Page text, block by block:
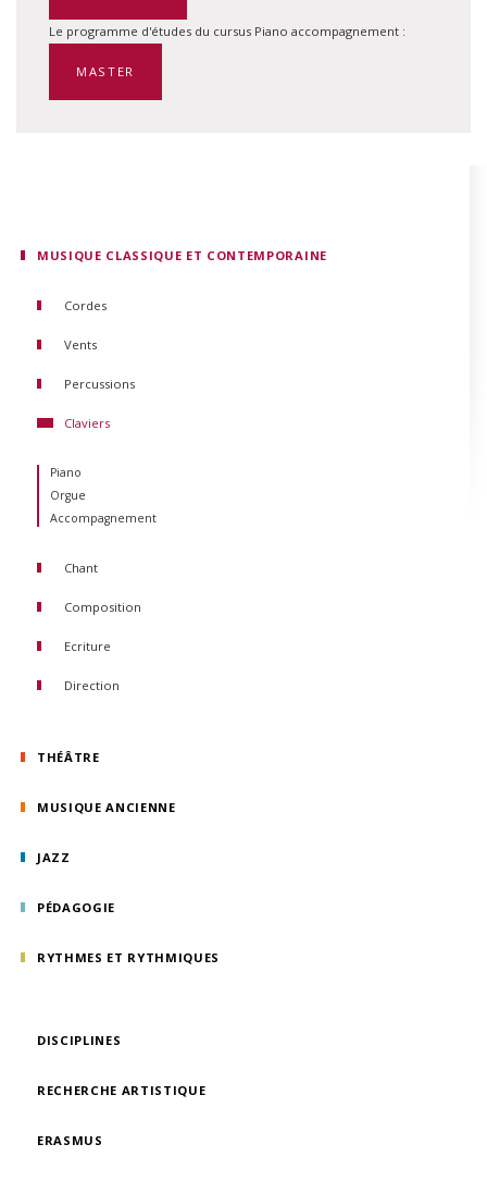
MUSIQUE CLASSIQUE ET CONTEMPORAINE
Cordes
Violon
Violoncelle
Vents
Flûte traversière
Clarinette
Cor
Trompette
Trombone
Saxophone
Percussions
Claviers
Piano
Orgue
Accompagnement
Chant
Composition
Ecriture
Direction
THÉÂTRE
MUSIQUE ANCIENNE
JAZZ
PÉDAGOGIE
RYTHMES ET RYTHMIQUES
DISCIPLINES
RECHERCHE ARTISTIQUE
ERASMUS
Le programme d'études du cursus Piano accompagnement :
MASTER